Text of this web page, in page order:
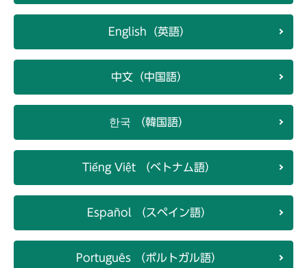
English（英語）
中文（中国語）
한국 （韓国語）
Tiếng Việt （ベトナム語）
Español （スペイン語）
Português （ポルトガル語）